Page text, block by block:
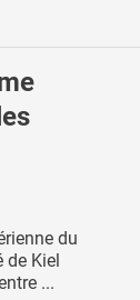
du
de Kiel
...